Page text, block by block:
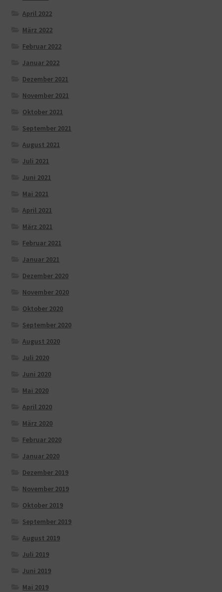
April 2022
März 2022
Februar 2022
Januar 2022
Dezember 2021
November 2021
Oktober 2021
September 2021
August 2021
Juli 2021
Juni 2021
Mai 2021
April 2021
März 2021
Februar 2021
Januar 2021
Dezember 2020
November 2020
Oktober 2020
September 2020
August 2020
Juli 2020
Juni 2020
Mai 2020
April 2020
März 2020
Februar 2020
Januar 2020
Dezember 2019
November 2019
Oktober 2019
September 2019
August 2019
Juli 2019
Juni 2019
Mai 2019